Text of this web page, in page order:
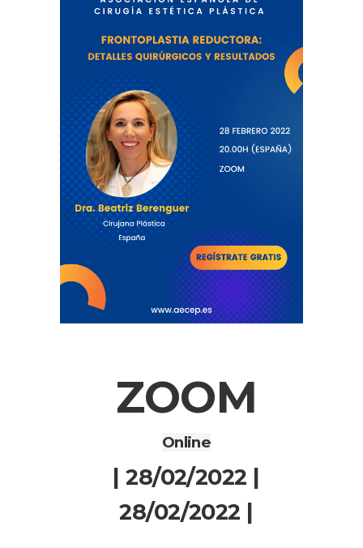
ZOOM
Online
| 28/02/2022 |
28/02/2022 |